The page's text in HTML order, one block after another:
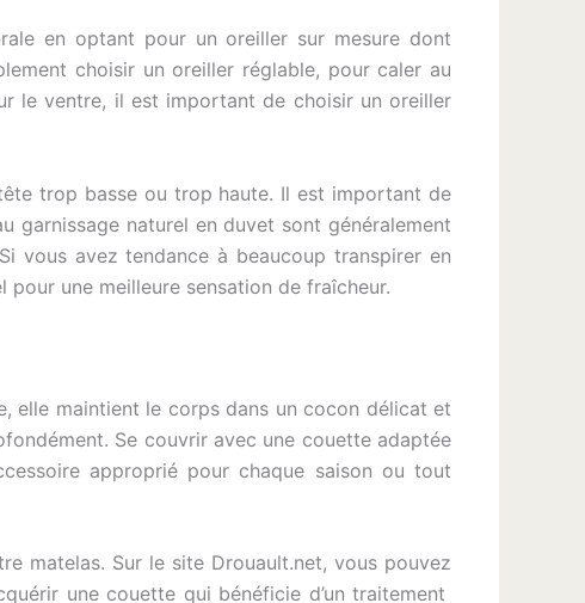
en optant pour un oreiller sur mesure dont
choisir un oreiller réglable, pour caler au
le ventre, il est important de choisir un oreiller
trop basse ou trop haute. Il est important de
garnissage naturel en duvet sont généralement
vous avez tendance à beaucoup transpirer en
une meilleure sensation de fraîcheur.
elle maintient le corps dans un cocon délicat et
Se couvrir avec une couette adaptée
approprié pour chaque saison ou tout
matelas. Sur le site Drouault.net, vous pouvez
une couette qui bénéficie d’un traitement